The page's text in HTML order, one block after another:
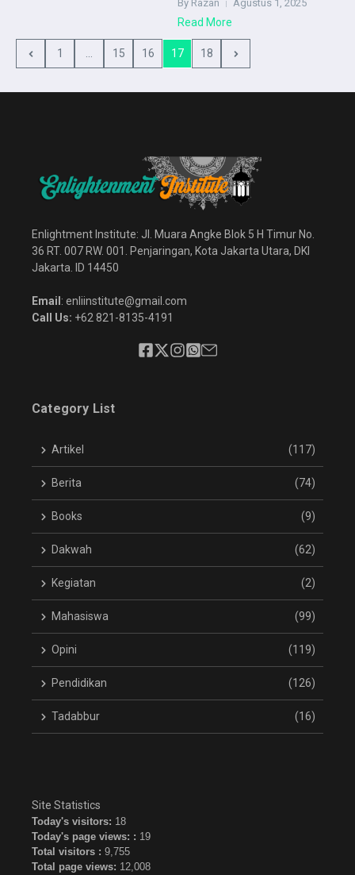
By Razan Agustus 1, 2025
Read More
1 15 16 17 18
Enlightment Institute: Jl. Muara Angke Blok 5 H Timur No.
36 RT. 007 RW. 001. Penjaringan, Kota Jakarta Utara, DKI
Jakarta. ID 14450
Email : enliinstitute@gmail.com
Call Us: +62 821-8135-4191
Category List
Artikel (117)
Berita (74)
Books (9)
Dakwah (62)
Kegiatan (2)
Mahasiswa (99)
Opini (119)
Pendidikan (126)
Tadabbur (16)
Site Statistics
Today's visitors: 18
Today's page views: : 19
Total visitors : 9,755
Total page views: 12,008